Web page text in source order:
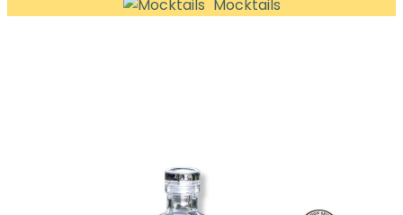
Mocktails